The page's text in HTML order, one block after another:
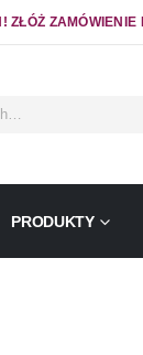
PRODUKTY